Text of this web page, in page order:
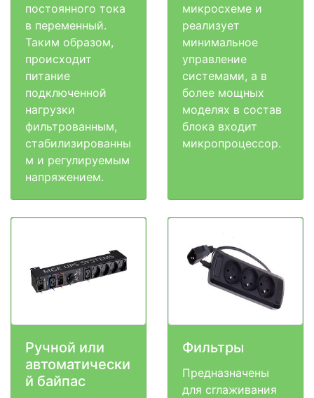
постоянного тока
в переменный.
Таким образом,
происходит
питание
подключенной
нагрузки
фильтрованным,
стабилизированны
м и регулируемым
напряжением.
микросхеме и
реализует
минимальное
управление
системами, а в
более мощных
моделях в состав
блока входит
микропроцессор.
Ручной или
автоматически
й байпас
Фильтры
Предназначены
для сглаживания